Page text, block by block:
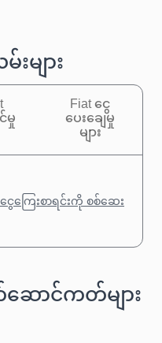
များ
မှု
Fiat ငွေ
ပေးချေမှု
များ
ြေးစာရင်းကို စစ်ဆေး
ာင်ကတ်များ